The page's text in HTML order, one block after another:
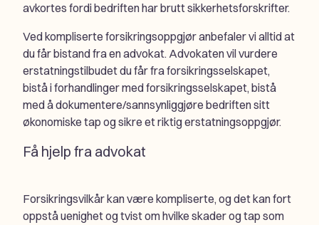
avkortes fordi bedriften har brutt sikkerhetsforskrifter.
Ved kompliserte forsikringsoppgjør anbefaler vi alltid at
du får bistand fra en advokat. Advokaten vil vurdere
erstatningstilbudet du får fra forsikringsselskapet,
bistå i forhandlinger med forsikringsselskapet, bistå
med å dokumentere/sannsynliggjøre bedriften sitt
økonomiske tap og sikre et riktig erstatningsoppgjør.
Få hjelp fra advokat
Forsikringsvilkår kan være kompliserte, og det kan fort
oppstå uenighet og tvist om hvilke skader og tap som